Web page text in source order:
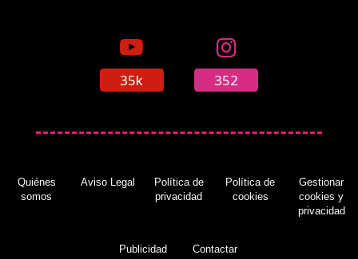
35k 352
Quiénes
somos
Aviso Legal
Política de
privacidad
Política de
cookies
Gestionar
cookies y
privacidad
Publicidad Contactar